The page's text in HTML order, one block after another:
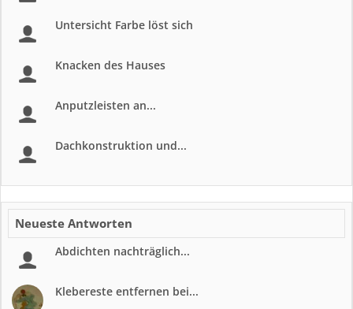
Untersicht Farbe löst sich
Knacken des Hauses
Anputzleisten an...
Dachkonstruktion und...
Neueste Antworten
Abdichten nachträglich...
Klebereste entfernen bei...